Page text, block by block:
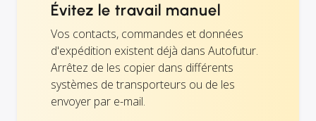
Évitez le travail manuel
Vos contacts, commandes et données
d'expédition existent déjà dans Autofutur.
Arrêtez de les copier dans différents
systèmes de transporteurs ou de les
envoyer par e-mail.